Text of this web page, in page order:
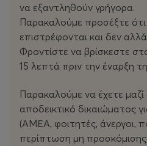
ακατάλληληστιγμή;
oσκοπεύειναδιδάξειτα
να εξαντληθούν γρήγορα.
Παρακαλούμε προσέξτε ότι
επιστρέφονται και δεν
Φροντίστε να βρίσκεστε
15 λεπτά πριν την έναρξη
Παρακαλούμε να έχετε
αποδεικτικό δικαιώματος
(ΑΜΕΑ, φοιτητές, άνεργοι,
περίπτωση μη